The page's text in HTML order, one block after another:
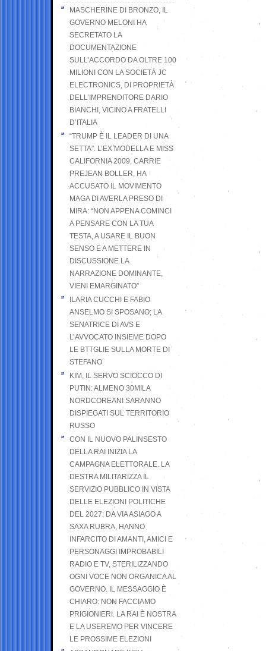
MASCHERINE DI BRONZO, IL
GOVERNO MELONI HA
SECRETATO LA
DOCUMENTAZIONE
SULL’ACCORDO DA OLTRE 100
MILIONI CON LA SOCIETÀ JC
ELECTRONICS, DI PROPRIETÀ
DELL’IMPRENDITORE DARIO
BIANCHI, VICINO A FRATELLI
D’ITALIA
“TRUMP È IL LEADER DI UNA
SETTA”. L’EX MODELLA E MISS
CALIFORNIA 2009, CARRIE
PREJEAN BOLLER, HA
ACCUSATO IL MOVIMENTO
MAGA DI AVERLA PRESO DI
MIRA: “NON APPENA COMINCI
A PENSARE CON LA TUA
TESTA, A USARE IL BUON
SENSO E A METTERE IN
DISCUSSIONE LA
NARRAZIONE DOMINANTE,
VIENI EMARGINATO”
ILARIA CUCCHI E FABIO
ANSELMO SI SPOSANO; LA
SENATRICE DI AVS E
L’AVVOCATO INSIEME DOPO
LE BTTGLIE SULLA MORTE DI
STEFANO
KIM, IL SERVO SCIOCCO DI
PUTIN: ALMENO 30MILA
NORDCOREANI SARANNO
DISPIEGATI SUL TERRITORIO
RUSSO
CON IL NUOVO PALINSESTO
DELLA RAI INIZIA LA
CAMPAGNA ELETTORALE. LA
DESTRA MILITARIZZA IL
SERVIZIO PUBBLICO IN VISTA
DELLE ELEZIONI POLITICHE
DEL 2027: DA VIA ASIAGO A
SAXA RUBRA, HANNO
INFARCITO DI AMANTI, AMICI E
PERSONAGGI IMPROBABILI
RADIO E TV, STERILIZZANDO
OGNI VOCE NON ORGANICA AL
GOVERNO. IL MESSAGGIO È
CHIARO: NON FACCIAMO
PRIGIONIERI. LA RAI È NOSTRA
E LA USEREMO PER VINCERE
LE PROSSIME ELEZIONI